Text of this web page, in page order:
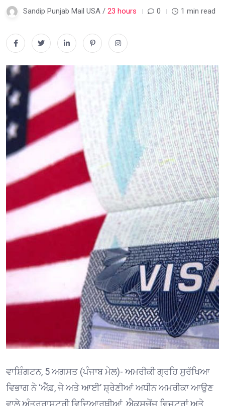
Sandip Punjab Mail USA / 23 hours 0 1 min read
ਵਾਸ਼ਿੰਗਟਨ, 5 ਅਗਸਤ (ਪੰਜਾਬ ਮੇਲ)- ਅਮਰੀਕੀ ਗ੍ਰਹਿ ਸੁਰੱਖਿਆ
ਵਿਭਾਗ ਨੇ ‘ਐੱਫ਼, ਜੇ ਅਤੇ ਆਈ’ ਸ਼੍ਰੇਣੀਆਂ ਅਧੀਨ ਅਮਰੀਕਾ ਆਉਣ
ਵਾਲੇ ਅੰਤਰਰਾਸ਼ਟਰੀ ਵਿਦਿਆਰਥੀਆਂ, ਐਕਸਚੇਂਜ ਵਿਜ਼ਟਰਾਂ ਅਤੇ